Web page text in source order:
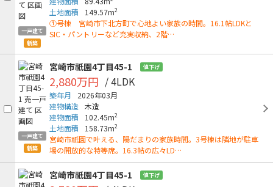
一戸建て
新築
土地面積 149.57m2
①号棟 宮崎市下北方町で心地よい家族の時間。16.1帖LDKと
SIC・パントリーなど充実収納、2階…
一戸建て
新築
宮崎市祇園4丁目45-1 値下げ
2,880万円 / 4LDK
築年月
2026年03月
建物構造 木造
建物面積
102.45m2
土地面積 158.73m2
宮崎市祇園で叶える、陽だまりの家族時間。3号棟は隣地が駐車
場の開放的な特等席。16.3帖の広々LD…
宮崎市祇園4丁目45-1 値下げ